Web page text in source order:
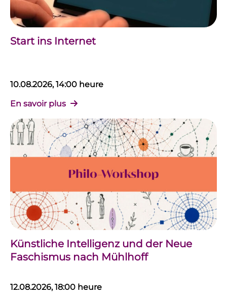
Start ins Internet
10.08.2026, 14:00 heure
En savoir plus
Künstliche Intelligenz und der Neue
Faschismus nach Mühlhoff
12.08.2026, 18:00 heure